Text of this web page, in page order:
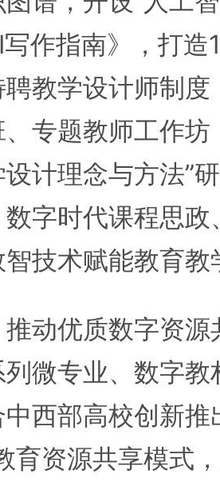
写作指南》，打
教学设计师制
专题教师工作坊
计理念与方法”
字时代课程思
技术赋能教育教
优质数字资源
微专业、数字
西部高校创新推
育资源共享模式